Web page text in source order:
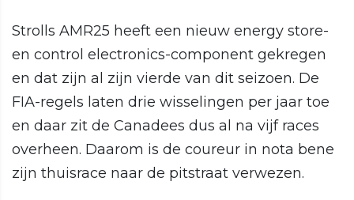
Strolls AMR25 heeft een nieuw energy store-
en control electronics-component gekregen
en dat zijn al zijn vierde van dit seizoen. De
FIA-regels laten drie wisselingen per jaar toe
en daar zit de Canadees dus al na vijf races
overheen. Daarom is de coureur in nota bene
zijn thuisrace naar de pitstraat verwezen.